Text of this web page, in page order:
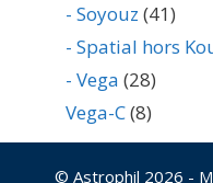
- Soyouz (41)
- Spatial hors
- Vega (28)
Vega-C(8)
© Astrophil 2026 -